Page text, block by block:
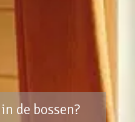
de bossen?